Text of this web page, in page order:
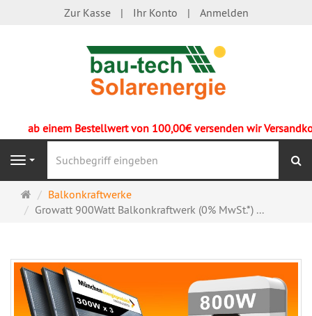
Zur Kasse Ihr Konto Anmelden
ab einem Bestellwert von 100,00€ versenden wir
Navigation
Startseite
Balkonkraftwerke
Growatt 900Watt Balkonkraftwerk (0% MwSt.*) ...